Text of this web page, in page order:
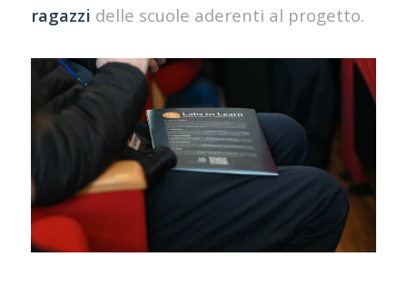
ragazzi delle scuole aderenti al progetto.